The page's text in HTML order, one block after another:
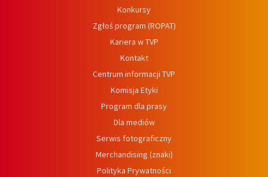
Konkursy
Zgłoś program (ROPAT)
Kariera w TVP
Kontakt
Centrum informacji TVP
Komisja Etyki
Program dla prasy
Dla mediów
Serwis fotograficzny
Merchandising (znaki)
Polityka Prywatności